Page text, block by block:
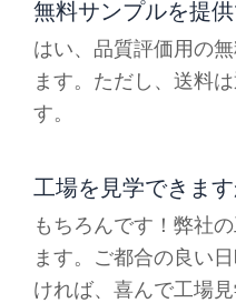
無料サンプルを提
はい、品質評価用の
ます。ただし、送料
す。
工場を見学できます
もちろんです！弊社
ます。ご都合の良い
ければ、喜んで工場